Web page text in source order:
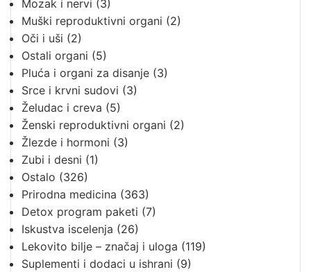
Mozak i nervi (3)
Muški reproduktivni organi (2)
Oči i uši (2)
Ostali organi (5)
Pluća i organi za disanje (3)
Srce i krvni sudovi (3)
Želudac i creva (5)
Ženski reproduktivni organi (2)
Žlezde i hormoni (3)
Zubi i desni (1)
Ostalo (326)
Prirodna medicina (363)
Detox program paketi (7)
Iskustva iscelenja (26)
Lekovito bilje – značaj i uloga (119)
Suplementi i dodaci u ishrani (9)